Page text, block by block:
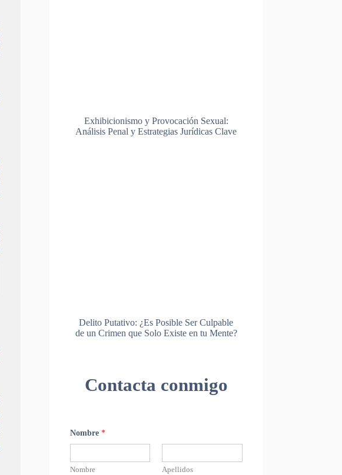
Exhibicionismo y Provocación Sexual:
Análisis Penal y Estrategias Jurídicas Clave
Delito Putativo: ¿Es Posible Ser Culpable
de un Crimen que Solo Existe en tu Mente?
Contacta conmigo
Nombre *
Nombre Apellidos